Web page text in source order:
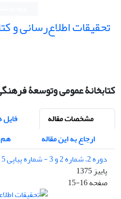
تحقیقات اطلاع‌رسانی و
کتابخانۀ عمومی وتوسعۀ
مشخصات مقاله
فایل
ارجاع به این مقاله
دوره 2، شماره 2 و 3 - شماره پیاپی 5
پاییز 1375
صفحه15-16